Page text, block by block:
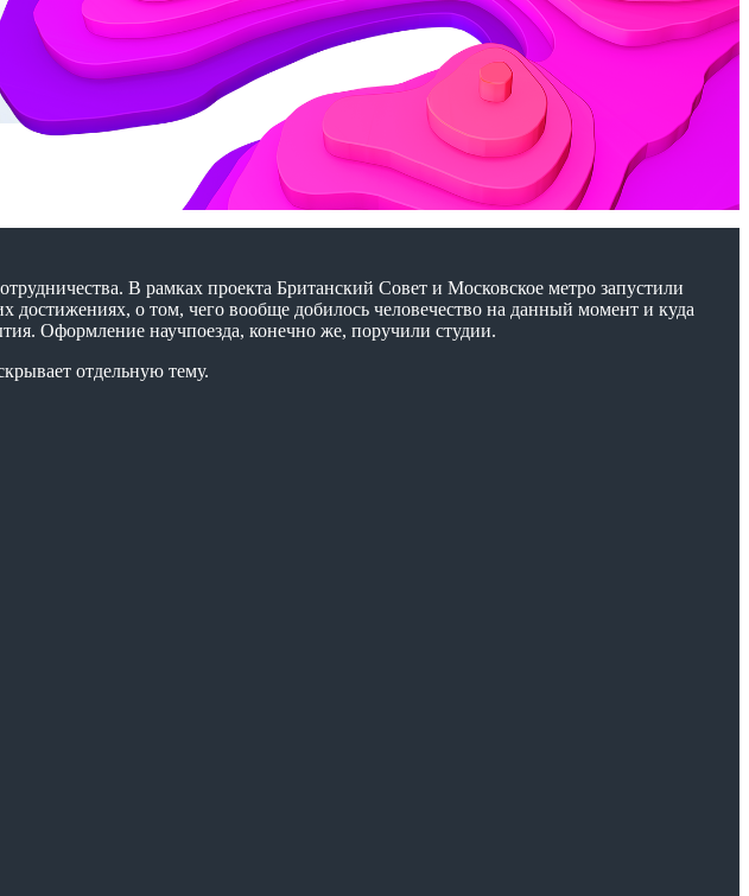
В рамках проекта Британский Cовет и Московское метро запустили
достижениях, о том, чего вообще добилось человечество на данный момент и куда
Оформление научпоезда, конечно же, поручили студии.
отдельную тему.